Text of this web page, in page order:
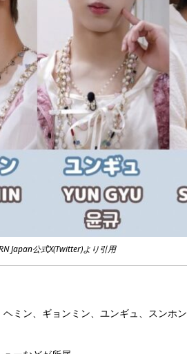
Japan公式X(Twitter)より引用
ミン、ギョンミン、ユンギュ、スンホン